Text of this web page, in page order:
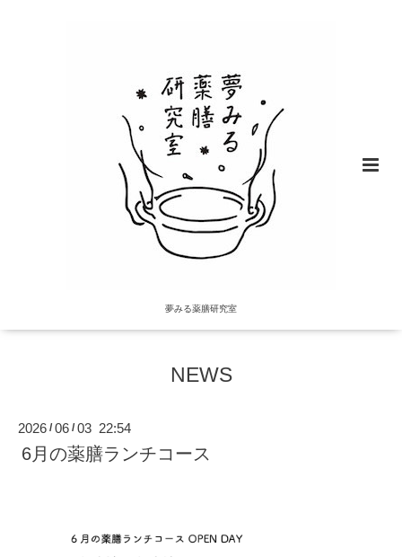
夢みる薬膳研究室
NEWS
2026 /06 /03 22:54
6月の薬膳ランチコース